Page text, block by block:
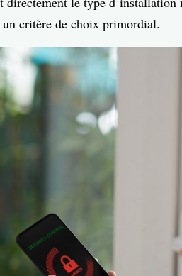
un critère de choix primordial.